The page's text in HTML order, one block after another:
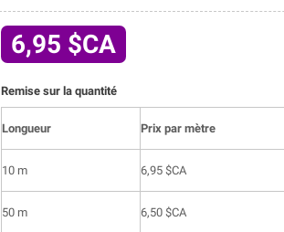
6,95 $CA
Remise sur la quantité
Longueur Prix par mètre
10 m 6,95 $CA
50 m 6,50 $CA